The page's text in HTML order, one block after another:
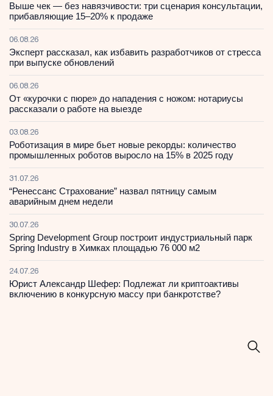
Выше чек — без навязчивости: три сценария консультации,
прибавляющие 15–20% к продаже
06.08.26
Эксперт рассказал, как избавить разработчиков от стресса
при выпуске обновлений
06.08.26
От «курочки с пюре» до нападения с ножом: нотариусы
рассказали о работе на выезде
03.08.26
Роботизация в мире бьет новые рекорды: количество
промышленных роботов выросло на 15% в 2025 году
31.07.26
“Ренессанс Страхование” назвал пятницу самым
аварийным днем недели
30.07.26
Spring Development Group построит индустриальный парк
Spring Industry в Химках площадью 76 000 м2
24.07.26
Юрист Александр Шефер: Подлежат ли криптоактивы
включению в конкурсную массу при банкротстве?